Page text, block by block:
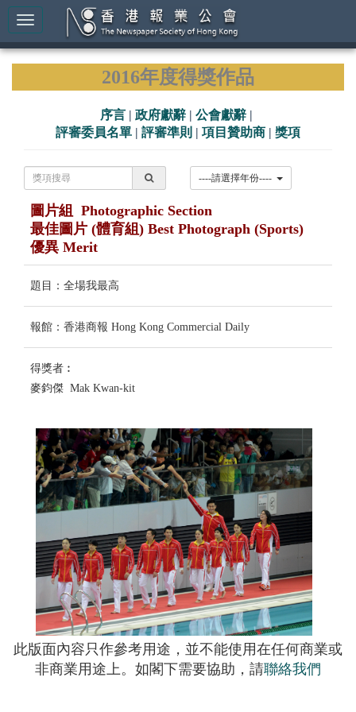
2016年度得獎作品
序言 | 政府獻辭 | 公會獻辭 |
評審委員名單 | 評審準則 | 項目贊助商 | 獎項
圖片組 Photographic Section
最佳圖片 (體育組) Best Photograph (Sports)
優異 Merit
題目：全場我最高
報館：香港商報 Hong Kong Commercial Daily
得獎者︰
麥鈞傑 Mak Kwan-kit
此版面內容只作參考用途，並不能使用在任何商業或
非商業用途上。如閣下需要協助，請聯絡我們